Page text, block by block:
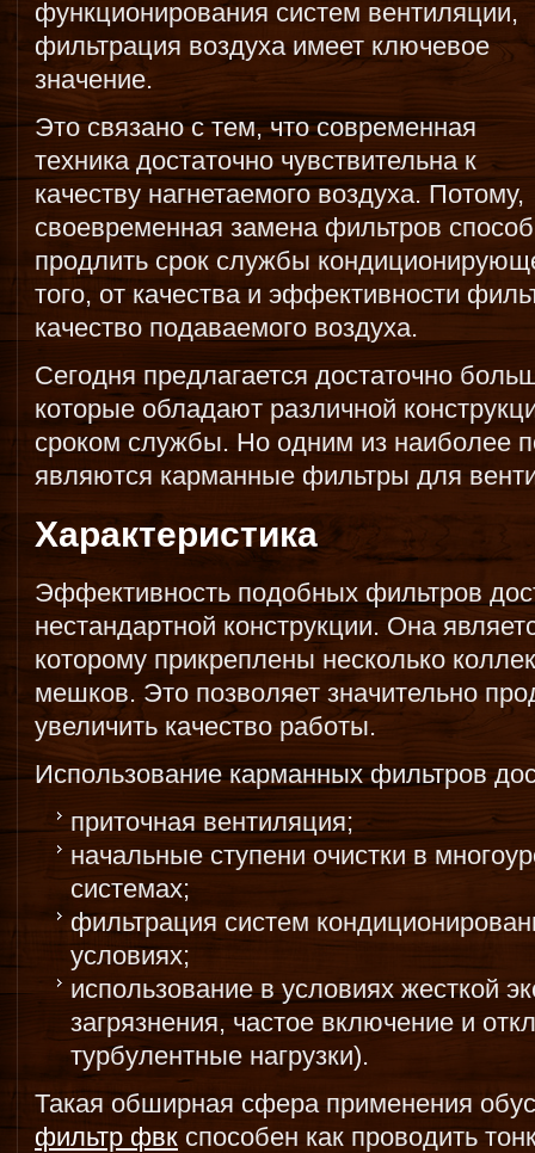
функционирования систем вентиляции,
фильтрация воздуха имеет ключевое
значение.
Это связано с тем, что современная
техника достаточно чувствительна к
качеству нагнетаемого воздуха. Потому,
своевременная замена фильтров
продлить срок службы
того, от качества и эффективности
качество подаваемого воздуха.
Сегодня предлагается достаточно
которые обладают различной
сроком службы. Но одним из наиболее
являются карманные фильтры для
Характеристика
Эффективность подобных фильтров
нестандартной конструкции. Она
которому прикреплены несколько
мешков. Это позволяет значительно
увеличить качество работы.
Использование карманных фильтров
приточная вентиляция;
начальные ступени очистки в
системах;
фильтрация систем
условиях;
использование в условиях жесткой
загрязнения, частое включение и
турбулентные нагрузки).
Такая обширная сфера применения
фильтр фвк способен как проводить